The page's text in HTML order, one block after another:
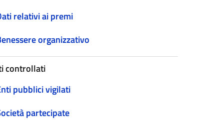
relativi ai premi
organizzativo
controllati
pubblici vigilati
partecipate